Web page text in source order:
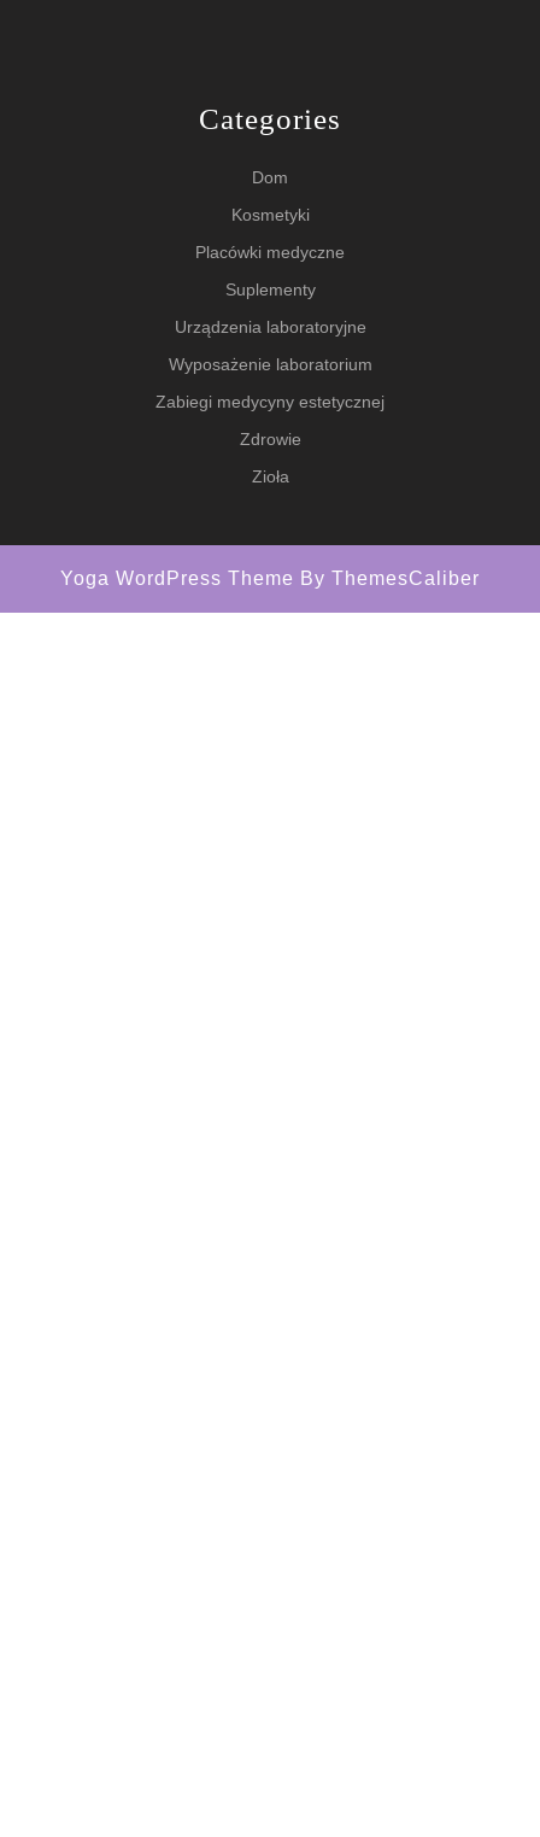
Categories
Dom
Kosmetyki
Placówki medyczne
Suplementy
Urządzenia laboratoryjne
Wyposażenie laboratorium
Zabiegi medycyny estetycznej
Zdrowie
Zioła
Yoga WordPress Theme By ThemesCaliber